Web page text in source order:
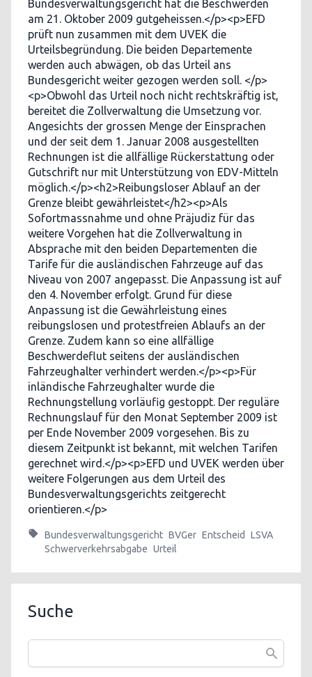
Bundesverwaltungsgericht hat die Beschwerden
am 21. Oktober 2009 gutgeheissen.</p><p>EFD
prüft nun zusammen mit dem UVEK die
Urteilsbegründung. Die beiden Departemente
werden auch abwägen, ob das Urteil ans
Bundesgericht weiter gezogen werden soll. </p>
<p>Obwohl das Urteil noch nicht rechtskräftig ist,
bereitet die Zollverwaltung die Umsetzung vor.
Angesichts der grossen Menge der Einsprachen
und der seit dem 1. Januar 2008 ausgestellten
Rechnungen ist die allfällige Rückerstattung oder
Gutschrift nur mit Unterstützung von EDV-Mitteln
möglich.</p><h2>Reibungsloser Ablauf an der
Grenze bleibt gewährleistet</h2><p>Als
Sofortmassnahme und ohne Präjudiz für das
weitere Vorgehen hat die Zollverwaltung in
Absprache mit den beiden Departementen die
Tarife für die ausländischen Fahrzeuge auf das
Niveau von 2007 angepasst. Die Anpassung ist auf
den 4. November erfolgt. Grund für diese
Anpassung ist die Gewährleistung eines
reibungslosen und protestfreien Ablaufs an der
Grenze. Zudem kann so eine allfällige
Beschwerdeflut seitens der ausländischen
Fahrzeughalter verhindert werden.</p><p>Für
inländische Fahrzeughalter wurde die
Rechnungstellung vorläufig gestoppt. Der reguläre
Rechnungslauf für den Monat September 2009 ist
per Ende November 2009 vorgesehen. Bis zu
diesem Zeitpunkt ist bekannt, mit welchen Tarifen
gerechnet wird.</p><p>EFD und UVEK werden über
weitere Folgerungen aus dem Urteil des
Bundesverwaltungsgerichts zeitgerecht
orientieren.</p>
Bundesverwaltungsgericht BVGer Entscheid
LSVA
Schwerverkehrsabgabe Urteil
Suche